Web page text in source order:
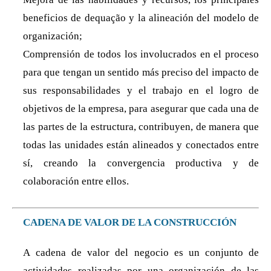
beneficios de dequação y la alineación del modelo de
organización;
Comprensión de todos los involucrados en el proceso
para que tengan un sentido más preciso del impacto de
sus responsabilidades y el trabajo en el logro de
objetivos de la empresa, para asegurar que cada una de
las partes de la estructura, contribuyen, de manera que
todas las unidades están alineados y conectados entre
sí, creando la convergencia productiva y de
colaboración entre ellos.
CADENA DE VALOR DE LA CONSTRUCCIÓN
A cadena de valor del negocio es un conjunto de